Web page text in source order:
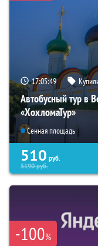
17:05:48
Автобусный тур в
«ХохломаТур»
Сенная площадь
510 руб.
5190руб.
-100%